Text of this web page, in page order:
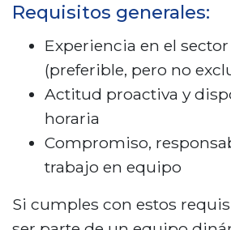
Requisitos generales:
Experiencia en el
(preferible, pero no
Actitud proactiva y
horaria
Compromiso,
trabajo en equipo
Si cumples con estos